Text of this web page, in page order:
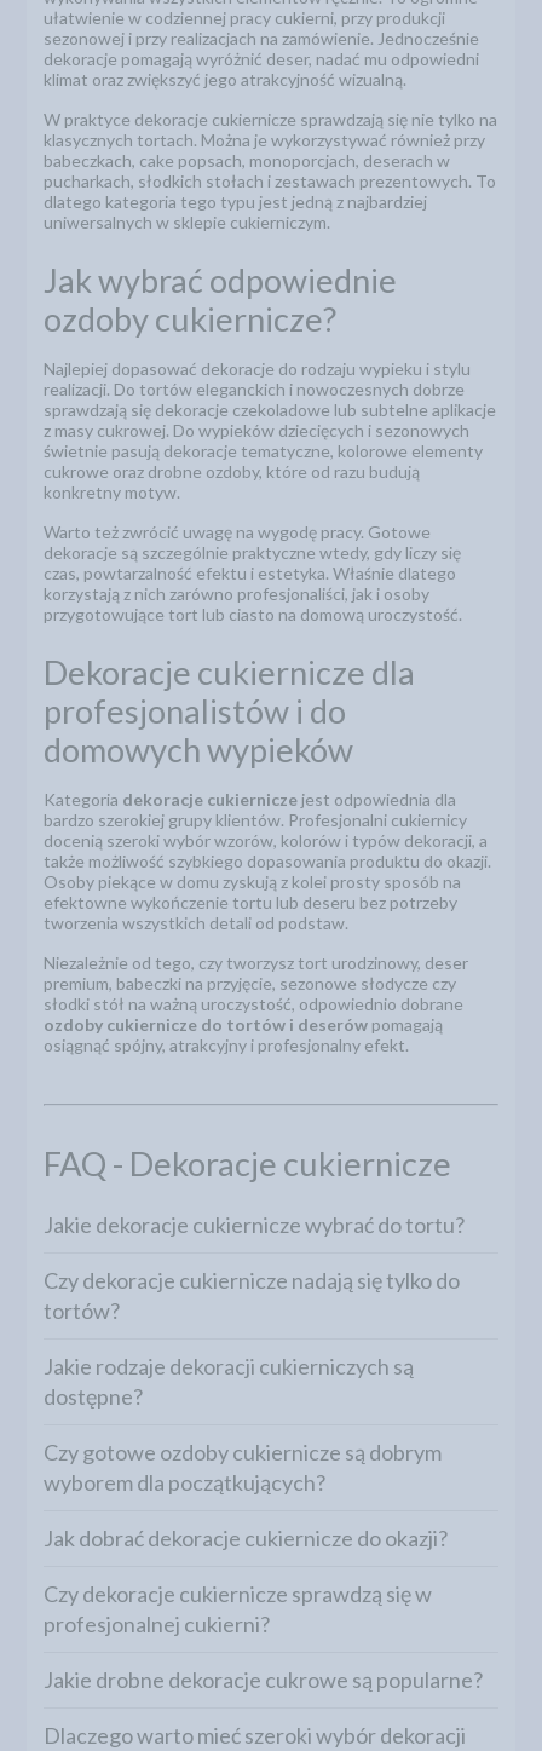
ułatwienie w codziennej pracy cukierni, przy produkcji
sezonowej i przy realizacjach na zamówienie. Jednocześnie
dekoracje pomagają wyróżnić deser, nadać mu odpowiedni
klimat oraz zwiększyć jego atrakcyjność wizualną.
W praktyce dekoracje cukiernicze sprawdzają się nie tylko na
klasycznych tortach. Można je wykorzystywać również przy
babeczkach, cake popsach, monoporcjach, deserach w
pucharkach, słodkich stołach i zestawach prezentowych. To
dlatego kategoria tego typu jest jedną z najbardziej
uniwersalnych w sklepie cukierniczym.
Jak wybrać odpowiednie
ozdoby cukiernicze?
Najlepiej dopasować dekoracje do rodzaju wypieku i stylu
realizacji. Do tortów eleganckich i nowoczesnych dobrze
sprawdzają się dekoracje czekoladowe lub subtelne aplikacje
z masy cukrowej. Do wypieków dziecięcych i sezonowych
świetnie pasują dekoracje tematyczne, kolorowe elementy
cukrowe oraz drobne ozdoby, które od razu budują
konkretny motyw.
Warto też zwrócić uwagę na wygodę pracy. Gotowe
dekoracje są szczególnie praktyczne wtedy, gdy liczy się
czas, powtarzalność efektu i estetyka. Właśnie dlatego
korzystają z nich zarówno profesjonaliści, jak i osoby
przygotowujące tort lub ciasto na domową uroczystość.
Dekoracje cukiernicze dla
profesjonalistów i do
domowych wypieków
Kategoria dekoracje cukiernicze jest odpowiednia dla
bardzo szerokiej grupy klientów. Profesjonalni cukiernicy
docenią szeroki wybór wzorów, kolorów i typów dekoracji, a
także możliwość szybkiego dopasowania produktu do okazji.
Osoby piekące w domu zyskują z kolei prosty sposób na
efektowne wykończenie tortu lub deseru bez potrzeby
tworzenia wszystkich detali od podstaw.
Niezależnie od tego, czy tworzysz tort urodzinowy, deser
premium, babeczki na przyjęcie, sezonowe słodycze czy
słodki stół na ważną uroczystość, odpowiednio dobrane
ozdoby cukiernicze do tortów i deserów pomagają
osiągnąć spójny, atrakcyjny i profesjonalny efekt.
FAQ - Dekoracje cukiernicze
Jakie dekoracje cukiernicze wybrać do tortu?
Czy dekoracje cukiernicze nadają się tylko do
tortów?
Jakie rodzaje dekoracji cukierniczych są
dostępne?
Czy gotowe ozdoby cukiernicze są dobrym
wyborem dla początkujących?
Jak dobrać dekoracje cukiernicze do okazji?
Czy dekoracje cukiernicze sprawdzą się w
profesjonalnej cukierni?
Jakie drobne dekoracje cukrowe są popularne?
Dlaczego warto mieć szeroki wybór dekoracji